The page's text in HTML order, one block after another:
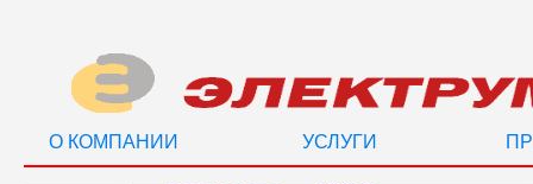
О КОМПАНИИ УСЛУГИ